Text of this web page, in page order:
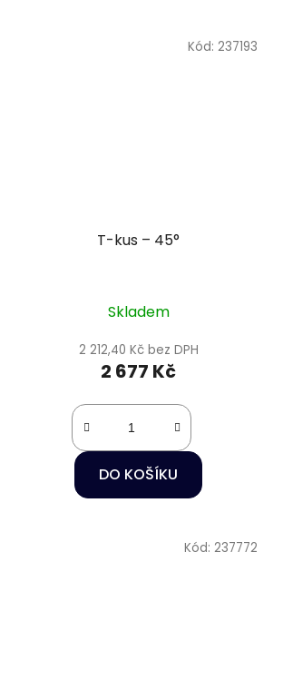
T-kus – 45°
Skladem
2 212,40 Kč bez DPH
2 677 Kč
DO KOŠÍKU
Kód: 237193
Kód: 237772